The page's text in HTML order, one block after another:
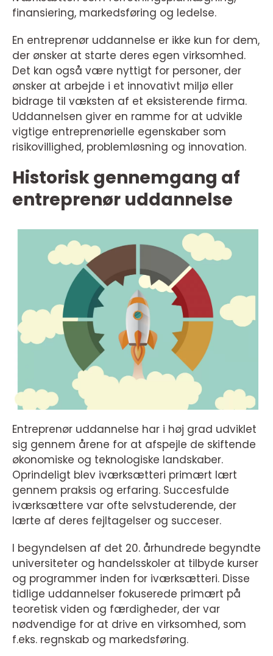
finansiering, markedsføring og ledelse.
En entreprenør uddannelse er ikke kun for dem,
der ønsker at starte deres egen virksomhed.
Det kan også være nyttigt for personer, der
ønsker at arbejde i et innovativt miljø eller
bidrage til væksten af et eksisterende firma.
Uddannelsen giver en ramme for at udvikle
vigtige entreprenørielle egenskaber som
risikovillighed, problemløsning og innovation.
Historisk gennemgang af
entreprenør uddannelse
Entreprenør uddannelse har i høj grad udviklet
sig gennem årene for at afspejle de skiftende
økonomiske og teknologiske landskaber.
Oprindeligt blev iværksætteri primært lært
gennem praksis og erfaring. Succesfulde
iværksættere var ofte selvstuderende, der
lærte af deres fejltagelser og succeser.
I begyndelsen af det 20. århundrede begyndte
universiteter og handelsskoler at tilbyde kurser
og programmer inden for iværksætteri. Disse
tidlige uddannelser fokuserede primært på
teoretisk viden og færdigheder, der var
nødvendige for at drive en virksomhed, som
f.eks. regnskab og markedsføring.